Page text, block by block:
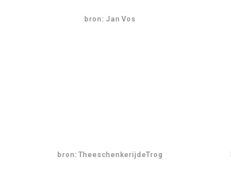
bron: Jan Vos
bron: TheeschenkerijdeTrog